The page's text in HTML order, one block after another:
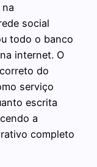
social
todo o banco
internet. O
do
serviço
escrita
a
completo